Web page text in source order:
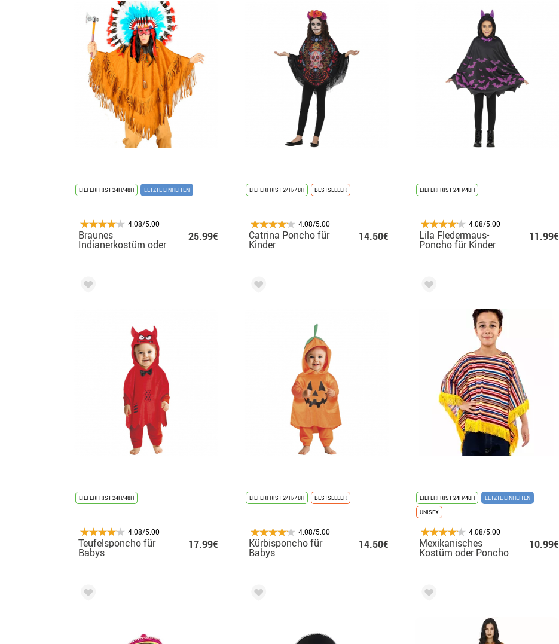
LIEFERFRIST 24H/48H LETZTE EINHEITEN
4.08/5.00
Braunes
Indianerkostüm oder
25.99€
LIEFERFRIST 24H/48H BESTSELLER
4.08/5.00
Catrina Poncho für
Kinder
14.50€
LIEFERFRIST 24H/48H
4.08/5.00
Lila Fledermaus-
Poncho für Kinder
11.99€
LIEFERFRIST 24H/48H
4.08/5.00
Teufelsponcho für
Babys
17.99€
LIEFERFRIST 24H/48H BESTSELLER
4.08/5.00
Kürbisponcho für
Babys
14.50€
LIEFERFRIST 24H/48H
LETZTE EINHEITEN
UNISEX
4.08/5.00
Mexikanisches
Kostüm oder Poncho
10.99€